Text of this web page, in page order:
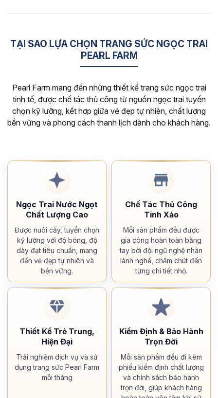
TẠI SAO LỰA CHỌN TRANG SỨC NGỌC TRAI
PEARL FARM
Pearl Farm mang đến những thiết kế trang sức ngọc trai
tinh tế, được chế tác thủ công từ nguồn ngọc trai tuyển
chọn kỹ lưỡng, kết hợp giữa vẻ đẹp tự nhiên, chất lượng
bền vững và phong cách thanh lịch dành cho khách hàng.
Ngọc Trai Nước Ngọt
Chất Lượng Cao
Được nuôi cấy, tuyển chọn
kỹ lưỡng với độ bóng, độ
dày đạt tiêu chuẩn, mang
đến vẻ đẹp tự nhiên và
bền vững.
Chế Tác Thủ Công
Tinh Xảo
Mỗi sản phẩm đều được
gia công hoàn toàn bằng
tay bởi đội ngũ nghệ nhân
lành nghề, chăm chút đến
từng chi tiết nhỏ.
Thiết Kế Trẻ Trung,
Hiện Đại
Trải nghiệm dịch vụ và sử
dụng trang sức Pearl Farm
mỗi tháng
Kiểm Định & Bảo Hành
Trọn Đời
Mỗi sản phẩm đều đi kèm
phiếu kiểm định chất lượng
và chính sách bảo hành
trọn đời, giúp khách hàng